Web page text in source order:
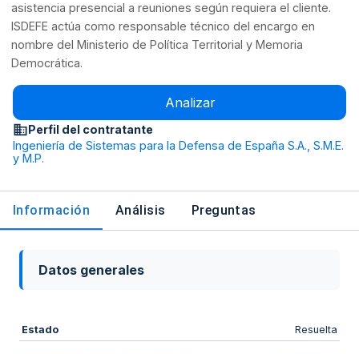
asistencia presencial a reuniones según requiera el cliente.
ISDEFE actúa como responsable técnico del encargo en
nombre del Ministerio de Política Territorial y Memoria
Democrática.
Analizar
Perfil del contratante
Ingeniería de Sistemas para la Defensa de España S.A., S.M.E.
y M.P.
Información Análisis Preguntas
Datos generales
Estado Resuelta